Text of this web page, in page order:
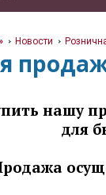
>Новости>
нашу
для